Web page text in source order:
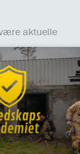
aktuelle